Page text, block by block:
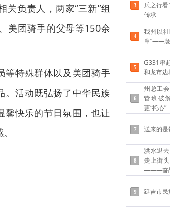
关负责人，两家“三新”组
美团骑手的父母等150余
等特殊群体以及美团骑手
。活动既弘扬了中华民族
馨快乐的节日氛围，也让
兵之行
传承
我州以
章”——
G331串
和龙市
州总工
管班破
更“托心”
送来的
洪水退
走上街
———奋
延吉市